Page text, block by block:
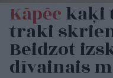
Kāpēckaķi
traki
Beidzot
dīvainais